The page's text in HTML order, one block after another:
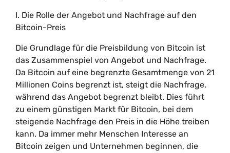
I. Die Rolle der Angebot und Nachfrage auf den
Bitcoin-Preis
Die Grundlage für die Preisbildung von Bitcoin ist
das Zusammenspiel von Angebot und Nachfrage.
Da Bitcoin auf eine begrenzte Gesamtmenge von 21
Millionen Coins begrenzt ist, steigt die Nachfrage,
während das Angebot begrenzt bleibt. Dies führt
zu einem günstigen Markt für Bitcoin, bei dem
steigende Nachfrage den Preis in die Höhe treiben
kann. Da immer mehr Menschen Interesse an
Bitcoin zeigen und Unternehmen beginnen, die